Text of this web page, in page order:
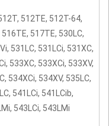
512TE, 512T-64,
517TE, 530LC,
531LC, 531LCi, 531XC,
533XC, 533XCi, 533XV,
534XCi, 534XV, 535LC,
541LCi, 541LCib,
543LCi, 543LMi